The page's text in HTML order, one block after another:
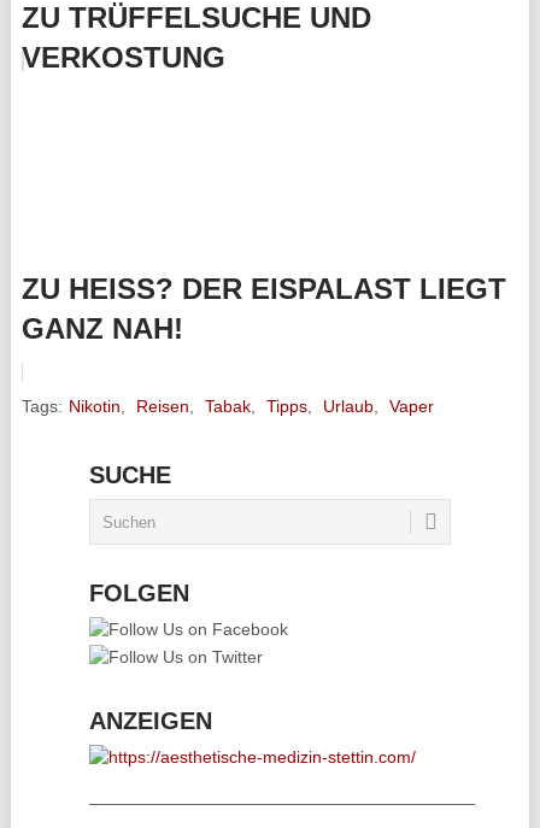
ZU TRÜFFELSUCHE UND
VERKOSTUNG
ZU HEISS? DER EISPALAST LIEGT G
ANZ NAH!
Tags: Nikotin, Reisen, Tabak, Tipps, Urlaub, Vaper
SUCHE
FOLGEN
ANZEIGEN